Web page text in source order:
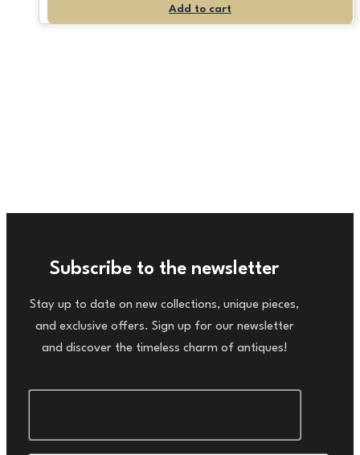
Add to cart
Subscribe to the newsletter
Stay up to date on new collections, unique pieces,
and exclusive offers. Sign up for our newsletter
and discover the timeless charm of antiques!